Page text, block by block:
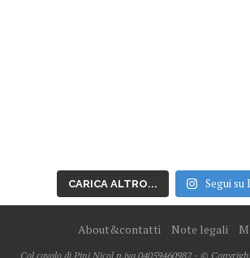
CARICA ALTRO... Segui su
About&contatti Note legali
Col cavolo di Pini Nicol p.iva 04059460982 - ©